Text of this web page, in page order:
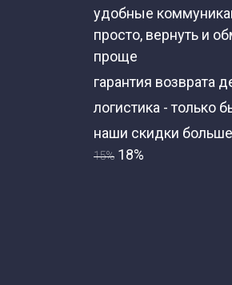
удобные
просто, вернуть и
проще
гарантия возврата
логистика - только
наши скидки
15% 18%